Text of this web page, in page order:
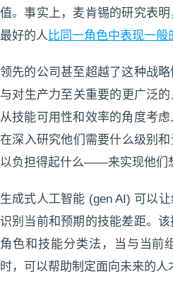
值。事实上，麦肯锡的研究表
最好的人比同一角色中表现一
领先的公司甚至超越了这种战
与对生产力至关重要的更广泛
从技能可用性和效率的角度考
在深入研究他们需要什么级别
以负担得起什么——来实现他们
生成式人工智能 (gen AI) 可以
识别当前和预期的技能差距。
角色和技能分类法，当与当前
时，可以帮助制定面向未来的人